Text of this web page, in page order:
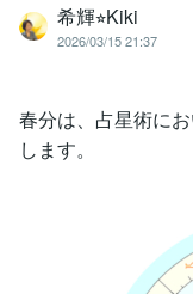
希輝⭐︎Kiki
2026/03/15 21:37
春分は、占星術に
します。